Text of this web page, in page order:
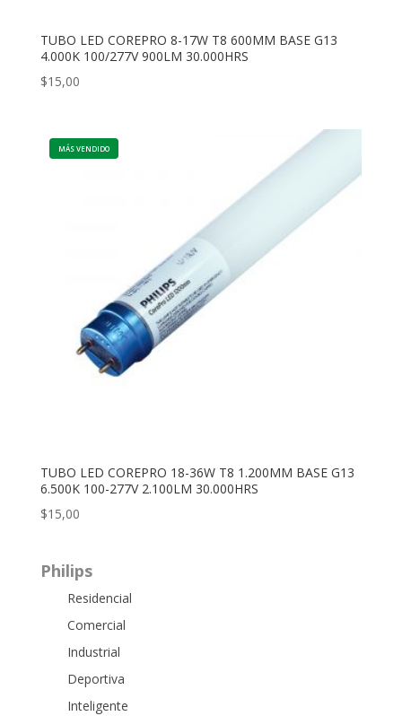
TUBO LED COREPRO 8-17W T8 600MM BASE G13
4.000K 100/277V 900LM 30.000HRS
$15,00
TUBO LED COREPRO 18-36W T8 1.200MM BASE G13
6.500K 100-277V 2.100LM 30.000HRS
$15,00
Philips
Residencial
Comercial
Industrial
Deportiva
Inteligente